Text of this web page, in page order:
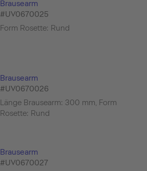
Brausearm
#UV0670025
Form Rosette: Rund
Brausearm
#UV0670026
Länge Brausearm: 300 mm, Form
Rosette: Rund
Brausearm
#UV0670027